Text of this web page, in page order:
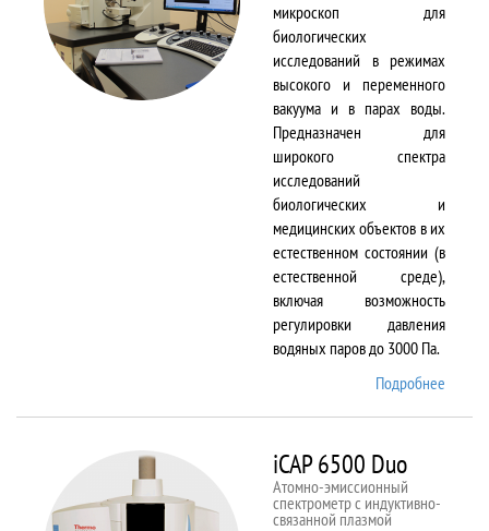
микроскоп для
биологических
исследований в режимах
высокого и переменного
вакуума и в парах воды.
Предназначен для
широкого спектра
исследований
биологических и
медицинских объектов в их
естественном состоянии (в
естественной среде),
включая возможность
регулировки давления
водяных паров до 3000 Па.
Подробнее
iCAP 6500 Duo
Атомно-эмиссионный
спектрометр с индуктивно-
связанной плазмой